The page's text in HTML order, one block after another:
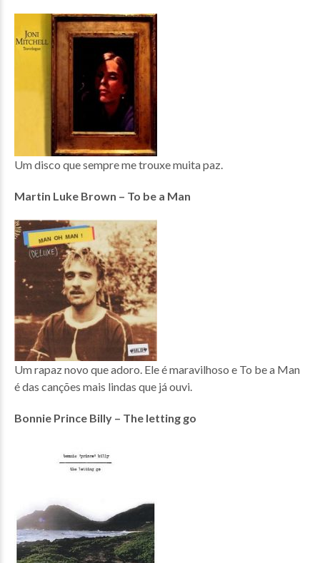
Um disco que sempre me trouxe muita paz.
Martin Luke Brown – To be a Man
Um rapaz novo que adoro. Ele é maravilhoso e To be a Man
é das canções mais lindas que já ouvi.
Bonnie Prince Billy – The letting go